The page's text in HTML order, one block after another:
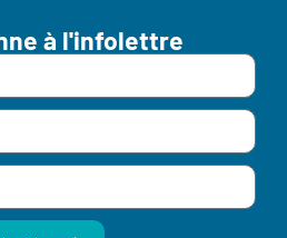
à l'infolettre